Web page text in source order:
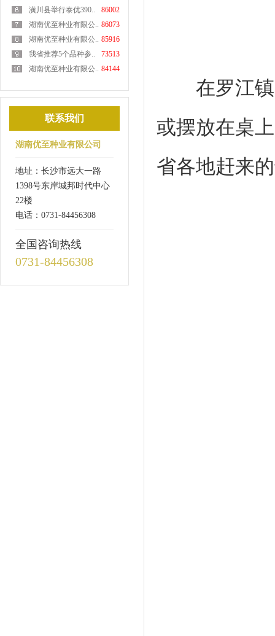
86002
潢川县举行泰优390..
86073
湖南优至种业有限公..
85916
湖南优至种业有限公..
73513
我省推荐5个品种参..
84144
湖南优至种业有限公..
联系我们
湖南优至种业有限公司
地址：长沙市远大一路
1398号东岸城邦时代中心
22楼
电话：0731-84456308
全国咨询热线
0731-84456308
在罗江镇
或摆放在桌
省各地赶来